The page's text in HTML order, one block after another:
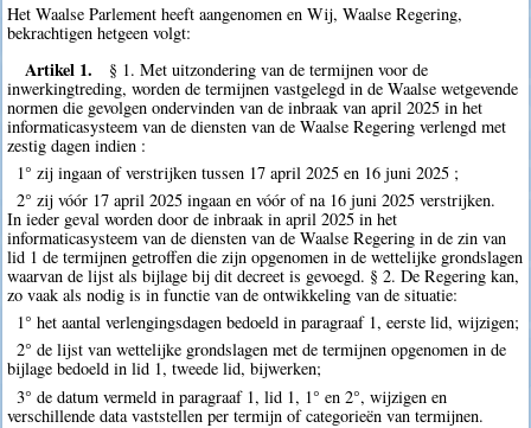
Het Waalse Parlement heeft aangenomen en Wij, Waalse Regering,
bekrachtigen hetgeen volgt:
Artikel 1.
§ 1. Met uitzondering van de termijnen voor de
inwerkingtreding, worden de termijnen vastgelegd in de Waalse wetgevende
normen die gevolgen ondervinden van de inbraak van april 2025 in het
informaticasysteem van de diensten van de Waalse Regering verlengd met
zestig dagen indien :
1° zij ingaan of verstrijken tussen 17 april 2025 en 16 juni 2025 ;
2° zij vóór 17 april 2025 ingaan en vóór of na 16 juni 2025 verstrijken.
In ieder geval worden door de inbraak in april 2025 in het
informaticasysteem van de diensten van de Waalse Regering in de zin van
lid 1 de termijnen getroffen die zijn opgenomen in de wettelijke grondslagen
waarvan de lijst als bijlage bij dit decreet is gevoegd. § 2. De Regering kan,
zo vaak als nodig is in functie van de ontwikkeling van de situatie:
1° het aantal verlengingsdagen bedoeld in paragraaf 1, eerste lid, wijzigen;
2° de lijst van wettelijke grondslagen met de termijnen opgenomen in de
bijlage bedoeld in lid 1, tweede lid, bijwerken;
3° de datum vermeld in paragraaf 1, lid 1, 1° en 2°, wijzigen en
verschillende data vaststellen per termijn of categorieën van termijnen.